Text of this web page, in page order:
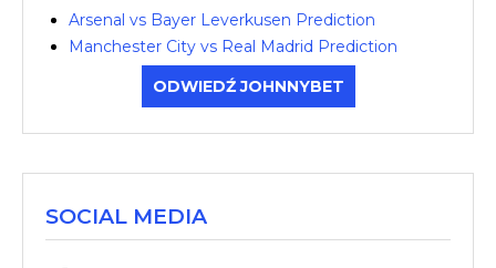
Arsenal vs Bayer Leverkusen Prediction
Manchester City vs Real Madrid Prediction
ODWIEDŹ JOHNNYBET
SOCIAL MEDIA